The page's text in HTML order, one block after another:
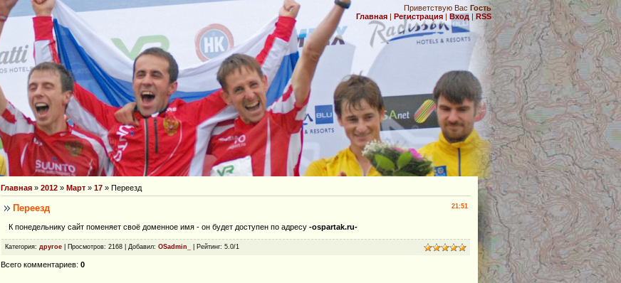
Приветствую Вас Гость
Главная | Регистрация | Вход | RSS
Главная » 2012 » Март » 17 » Переезд
21:51
Переезд
К понедельнику сайт поменяет своё доменное имя - он будет доступен по адресу -ospartak.ru-
Категория: другое Просмотров: 2168 | Добавил: OSadmin_ Рейтинг: 5.0/1
Всего комментариев: 0